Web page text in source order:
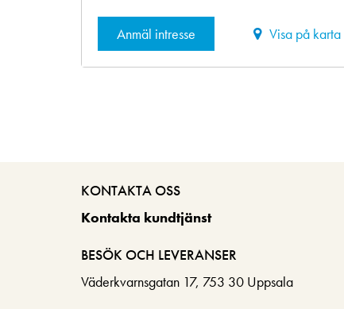
Anmäl intresse Visa på karta
KONTAKTA OSS
Kontakta kundtjänst
BESÖK OCH LEVERANSER
Väderkvarnsgatan 17, 753 30 Uppsala